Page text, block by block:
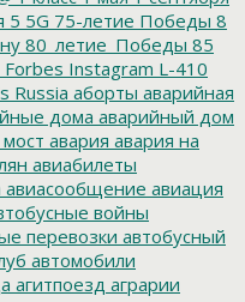
5 5G 75-летие Победы 8
80_летие_Победы 85
Forbes Instagram L-410
Russia аборты аварийная
дома аварийный дом
авария авария на
авиабилеты
авиасообщение авиация
войны
перевозки автобусный
автомобили
агитпоезд аграрии